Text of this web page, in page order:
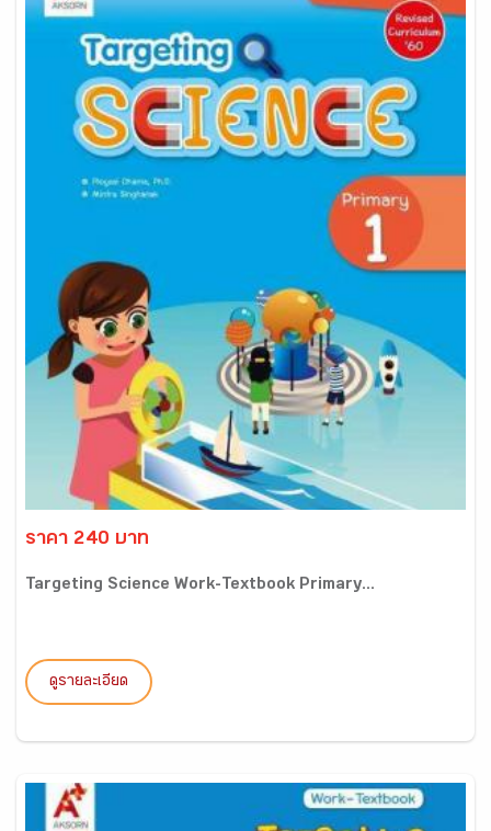
ราคา 240 บาท
Targeting Science Work-Textbook Primary...
ดูรายละเอียด